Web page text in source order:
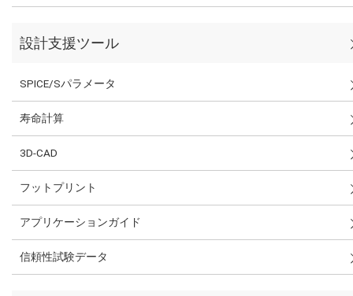
設計支援ツール
SPICE/Sパラメータ
寿命計算
3D-CAD
フットプリント
アプリケーションガイド
信頼性試験データ